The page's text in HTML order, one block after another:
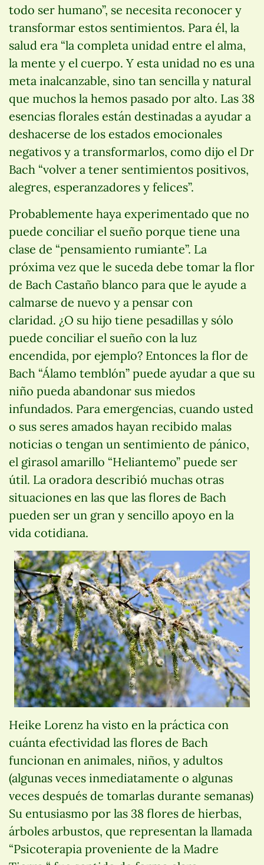
todo ser humano”, se necesita reconocer y
transformar estos sentimientos. Para él, la
salud era “la completa unidad entre el alma,
la mente y el cuerpo. Y esta unidad no es una
meta inalcanzable, sino tan sencilla y natural
que muchos la hemos pasado por alto. Las 38
esencias florales están destinadas a ayudar a
deshacerse de los estados emocionales
negativos y a transformarlos, como dijo el Dr
Bach “volver a tener sentimientos positivos,
alegres, esperanzadores y felices”.
Probablemente haya experimentado que no
puede conciliar el sueño porque tiene una
clase de “pensamiento rumiante”. La
próxima vez que le suceda debe tomar la flor
de Bach Castaño blanco para que le ayude a
calmarse de nuevo y a pensar con
claridad. ¿O su hijo tiene pesadillas y sólo
puede conciliar el sueño con la luz
encendida, por ejemplo? Entonces la flor de
Bach “Álamo temblón” puede ayudar a que su
niño pueda abandonar sus miedos
infundados. Para emergencias, cuando usted
o sus seres amados hayan recibido malas
noticias o tengan un sentimiento de pánico,
el girasol amarillo “Heliantemo” puede ser
útil. La oradora describió muchas otras
situaciones en las que las flores de Bach
pueden ser un gran y sencillo apoyo en la
vida cotidiana.
Heike Lorenz ha visto en la práctica con
cuánta efectividad las flores de Bach
funcionan en animales, niños, y adultos
(algunas veces inmediatamente o algunas
veces después de tomarlas durante semanas)
Su entusiasmo por las 38 flores de hierbas,
árboles arbustos, que representan la llamada
“Psicoterapia proveniente de la Madre